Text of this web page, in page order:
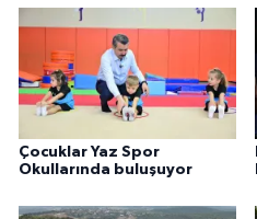
Çocuklar Yaz Spor
Okullarında buluşuyor